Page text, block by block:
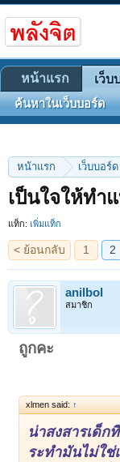
หน้าแรก เว็บบอร์ด
เป็นใจให้ทำ
แท็ก: เพิ่มแท็ก
< ย้อนกลับ 1 2
anilbol
สมาชิก
ถูกคะ
xlmen said: ↑
น่าสงสารเด็ก
ระทำมันไม่ใ
หน้าแรก เว็บ
ค้นหาในเว็บบอร์ด